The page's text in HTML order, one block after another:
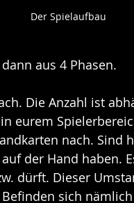
Der Spielaufbau
aus 4 Phasen.
Die Anzahl ist
eurem
nach. Sind
der Hand haben.
dürft. Dieser
sich